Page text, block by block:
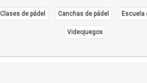
Clases de pádel Canchas de pádel Escuela
Videojuegos